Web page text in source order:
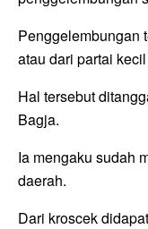
Penggelembungan
atau dari partai
Hal tersebut
Bagja.
Ia mengaku sudah
daerah.
Dari kroscek